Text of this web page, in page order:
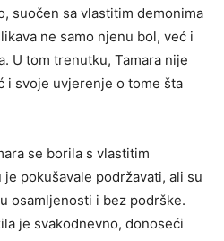
suočen sa vlastitim demonima
ne samo njenu bol, već i
U tom trenutku, Tamara nije
i svoje uvjerenje o tome šta
se borila s vlastitim
pokušavale podržavati, ali su
osamljenosti i bez podrške.
je svakodnevno, donoseći